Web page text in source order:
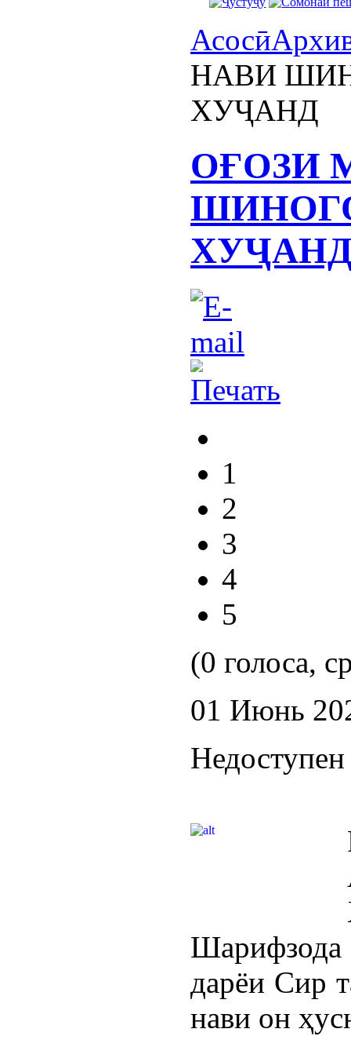
Асосӣ
НАВИ
ХУҶАНД
ОҒОЗИ
1
2
3
4
5
(0 голоса,
01 Июнь
Шарифзода
дарёи Сир
нави он